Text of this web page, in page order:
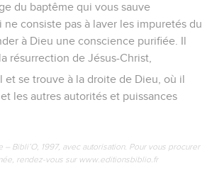
du baptême qui vous sauve
consiste pas à laver les impuretés du
à Dieu une conscience purifiée. Il
résurrection de Jésus-Christ,
et se trouve à la droite de Dieu, où il
les autres autorités et puissances
Bibli’O, 1997, avec autorisation. Pour vous procurer
rendez-vous sur www.editionsbiblio.fr